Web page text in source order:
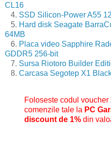
CL16
4. SSD Silicon-Power A55
5. Hard disk Seagate
64MB
6. Placa video Sapphire
GDDR5 256-bit
7. Sursa Riotoro Builder
8. Carcasa Segotep X1
Foloseste codul voucher
comenzile tale la PC
discount de 1% din